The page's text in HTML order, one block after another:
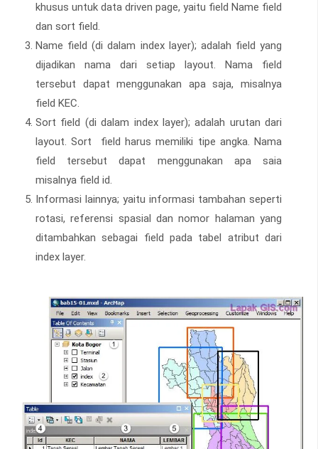
khusus untuk data driven page, yaitu field Name field
dan sort field.
Name field (di dalam index layer); adalah field yang
dijadikan nama dari setiap layout. Nama field
tersebut dapat menggunakan apa saja, misalnya
field KEC.
Sort field (di dalam index layer); adalah urutan dari
layout. Sort field harus memiliki tipe angka. Nama
field tersebut dapat menggunakan apa saia
misalnya field id.
Informasi lainnya; yaitu informasi tambahan seperti
rotasi, referensi spasial dan nomor halaman yang
ditambahkan sebagai field pada tabel atribut dari
index layer.